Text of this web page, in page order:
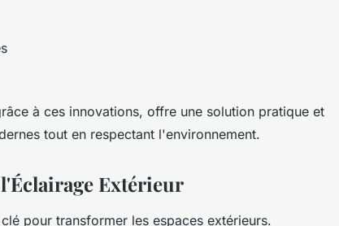
à ces innovations, offre une solution pratique et
tout en respectant l'environnement.
Extérieur
pour transformer les espaces extérieurs.